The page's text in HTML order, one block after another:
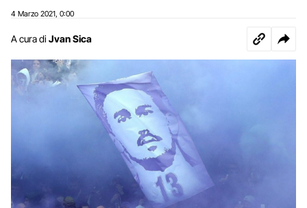
4 Marzo 2021 0:00
A cura di Jvan Sica